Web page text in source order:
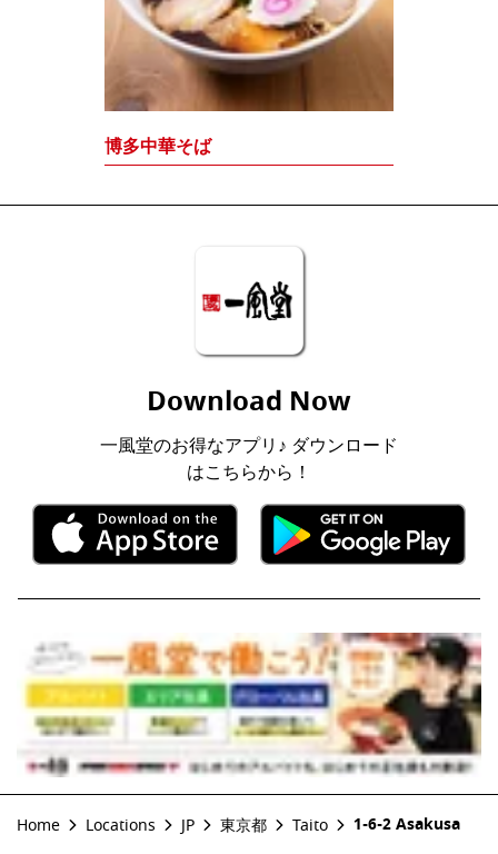
博多中華そば
Download Now
一風堂のお得なアプリ♪ ダウンロード
はこちらから！
Home Locations JP 東京都 Taito 1-6-2 Asakusa